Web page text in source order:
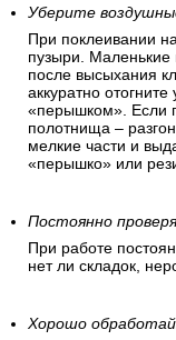
Уберите
При поклеивании
пузыри. Маленькие
после высыхания
аккуратно
«перышком». Если
полотнища –
мелкие части и
«перышко» или
Постоянно
При работе
нет ли складок,
Хорошо